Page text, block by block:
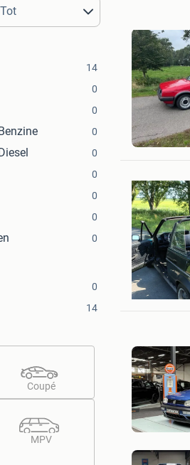
14
0
0
0
0
0
0
0
0
0
14
Coupé
MPV
Sander
Zelhem
n.z.